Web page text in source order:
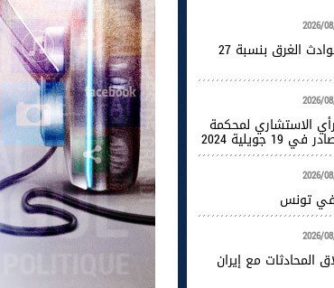
2026/
انخفاض وفيات حوادث الغرق بنسبة 27
2026/
الاستشاري لمحكمة
جويلية 2024
2026/
2026/
المحادثات مع إيران